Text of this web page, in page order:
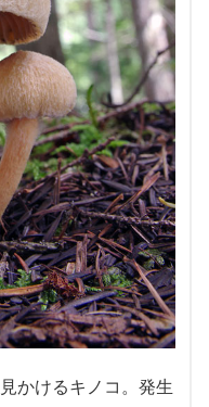
かけるキノコ。発生